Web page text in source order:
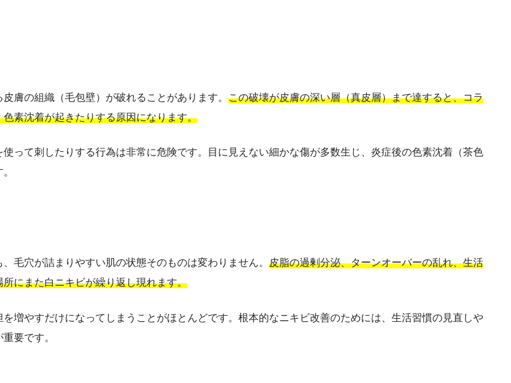
膚の組織（毛包壁）が破れることがあります。 この破壊が皮膚の深い層（真皮層）まで達すると、コラ
素沈着が起きたりする原因になります。
って刺したりする行為は非常に危険です。目に見えない細かな傷が多数生じ、炎症後の色素沈着（茶色
毛穴が詰まりやすい肌の状態そのものは変わりません。 皮脂の過剰分泌、ターンオーバーの乱れ、生活
にまた白ニキビが繰り返し現れます。
増やすだけになってしまうことがほとんどです。根本的なニキビ改善のためには、生活習慣の見直しや
要です。